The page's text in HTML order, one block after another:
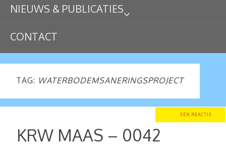
NIEUWS & PUBLICATIES
CONTACT
TAG: WATERBODEMSANERINGSPROJECT
EÉN REACTIE
KRW MAAS – 0042